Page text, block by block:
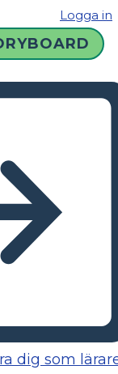
Logga in
dig som